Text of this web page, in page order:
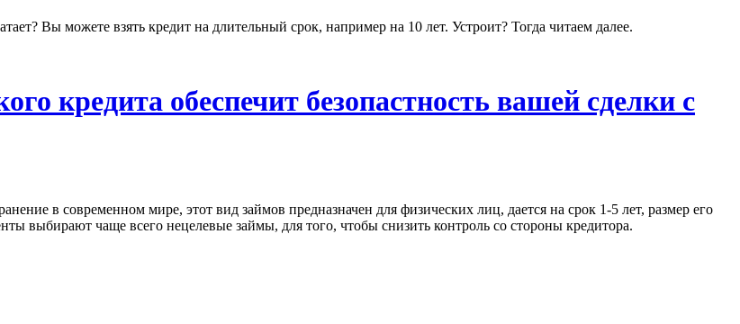
Вы можете взять кредит на длительный срок, например на 10 лет. Устроит? Тогда читаем далее.
кредита обеспечит безопастность вашей сделки с
в современном мире, этот вид займов предназначен для физических лиц, дается на срок 1-5 лет, размер его
выбирают чаще всего нецелевые займы, для того, чтобы снизить контроль со стороны кредитора.